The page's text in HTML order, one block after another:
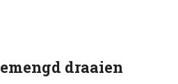
draaien